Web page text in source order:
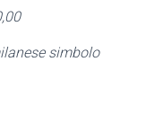
simbolo